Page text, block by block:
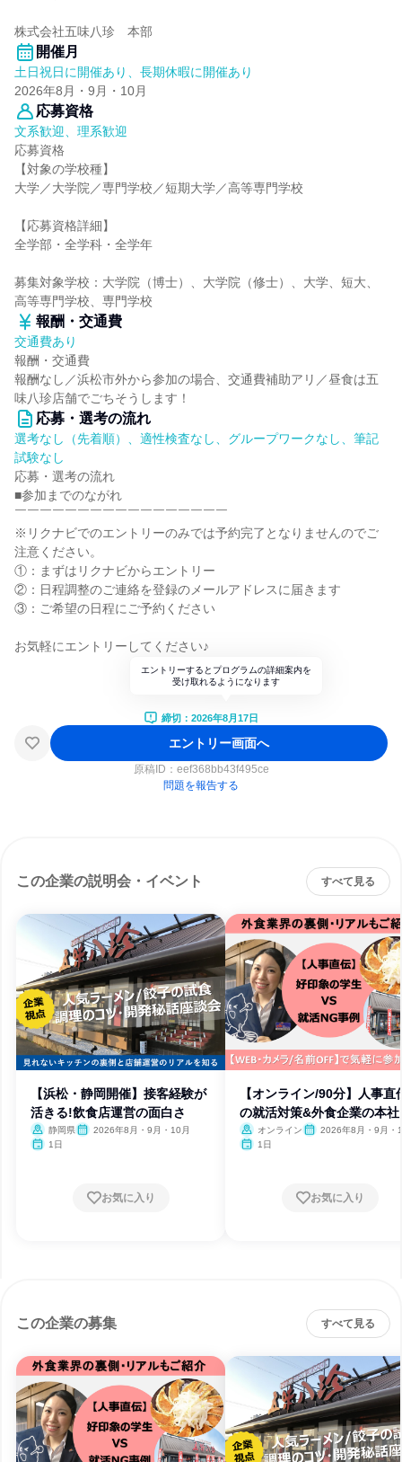
株式会社五味八珍 本部
開催月
土日祝日に開催あり、長期休暇に開催あり
2026年8月・9月・10月
応募資格
文系歓迎、理系歓迎
応募資格
【対象の学校種】
大学／大学院／専門学校／短期大学／高等専門学校
【応募資格詳細】
全学部・全学科・全学年
募集対象学校：大学院（博士）、大学院（修士）、大学、短大、
高等専門学校、専門学校
報酬・交通費
交通費あり
報酬・交通費
報酬なし／浜松市外から参加の場合、交通費補助アリ／昼食は五
味八珍店舗でごちそうします！
応募・選考の流れ
選考なし（先着順）、適性検査なし、グループワークなし、筆記
試験なし
応募・選考の流れ
■参加までのながれ
￣￣￣￣￣￣￣￣￣￣￣￣￣￣￣￣￣
※リクナビでのエントリーのみでは予約完了となりませんのでご
注意ください。
①：まずはリクナビからエントリー
②：日程調整のご連絡を登録のメールアドレスに届きます
③：ご希望の日程にご予約ください
お気軽にエントリーしてください♪
エントリーするとプログラムの詳細案内を
受け取れるようになります
締切：2026年8月17日
エントリー画面へ
原稿ID： eef368bb43f495ce
問題を報告する
この企業の説明会・イベント すべて見る
【浜松・静岡開催】接客経験が
活きる!飲食店運営の面白さ
静岡県
2026年8月・9月・10月
1日
お気に入り
【オンライン/90分】人事直
の就活対策&外食企業の本社
能
オンライン
2026年8月・9月・
1日
お気に入り
この企業の募集 すべて見る